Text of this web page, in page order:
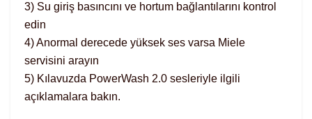
3) Su giriş basıncını ve hortum bağlantılarını kontrol
edin
4) Anormal derecede yüksek ses varsa Miele
servisini arayın
5) Kılavuzda PowerWash 2.0 sesleriyle ilgili
açıklamalara bakın.